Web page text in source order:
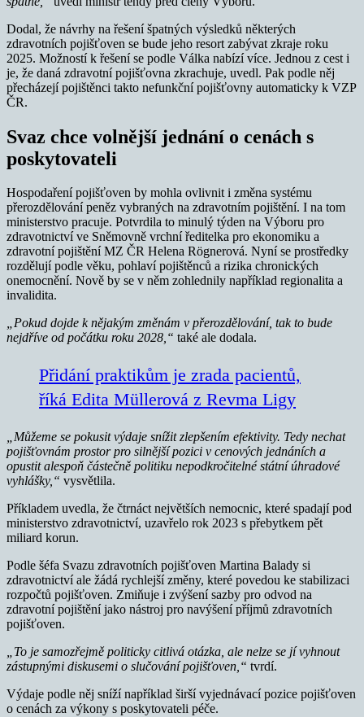
Dodal, že návrhy na řešení špatných výsledků některých
zdravotních pojišťoven se bude jeho resort zabývat zkraje roku
2025. Možností k řešení se podle Válka nabízí více. Jednou z cest i
je, že daná zdravotní pojišťovna zkrachuje, uvedl. Pak podle něj
přecházejí pojištěnci takto nefunkční pojišťovny automaticky k VZP
ČR.
Svaz chce volnější jednání o cenách s
poskytovateli
Hospodaření pojišťoven by mohla ovlivnit i změna systému
přerozdělování peněz vybraných na zdravotním pojištění. I na tom
ministerstvo pracuje. Potvrdila to minulý týden na Výboru pro
zdravotnictví ve Sněmovně vrchní ředitelka pro ekonomiku a
zdravotní pojištění MZ ČR Helena Rögnerová. Nyní se prostředky
rozdělují podle věku, pohlaví pojištěnců a rizika chronických
onemocnění. Nově by se v něm zohlednily například regionalita a
invalidita.
„Pokud dojde k nějakým změnám v přerozdělování, tak to bude
nejdříve od počátku roku 2028,“ také ale dodala.
Přidání praktikům je zrada pacientů,
říká Edita Müllerová z Revma Ligy
„Můžeme se pokusit výdaje snížit zlepšením efektivity. Tedy nechat
pojišťovnám prostor pro silnější pozici v cenových jednáních a
opustit alespoň částečně politiku nepodkročitelné státní úhradové
vyhlášky,“ vysvětlila.
Příkladem uvedla, že čtrnáct největších nemocnic, které spadají pod
ministerstvo zdravotnictví, uzavřelo rok 2023 s přebytkem pět
miliard korun.
Podle šéfa Svazu zdravotních pojišťoven Martina Balady si
zdravotnictví ale žádá rychlejší změny, které povedou ke stabilizaci
rozpočtů pojišťoven. Zmiňuje i zvýšení sazby pro odvod na
zdravotní pojištění jako nástroj pro navýšení příjmů zdravotních
pojišťoven.
„To je samozřejmě politicky citlivá otázka, ale nelze se jí vyhnout
zástupnými diskusemi o slučování pojišťoven,“ tvrdí.
Výdaje podle něj sníží například širší vyjednávací pozice pojišťoven
o cenách za výkony s poskytovateli péče.